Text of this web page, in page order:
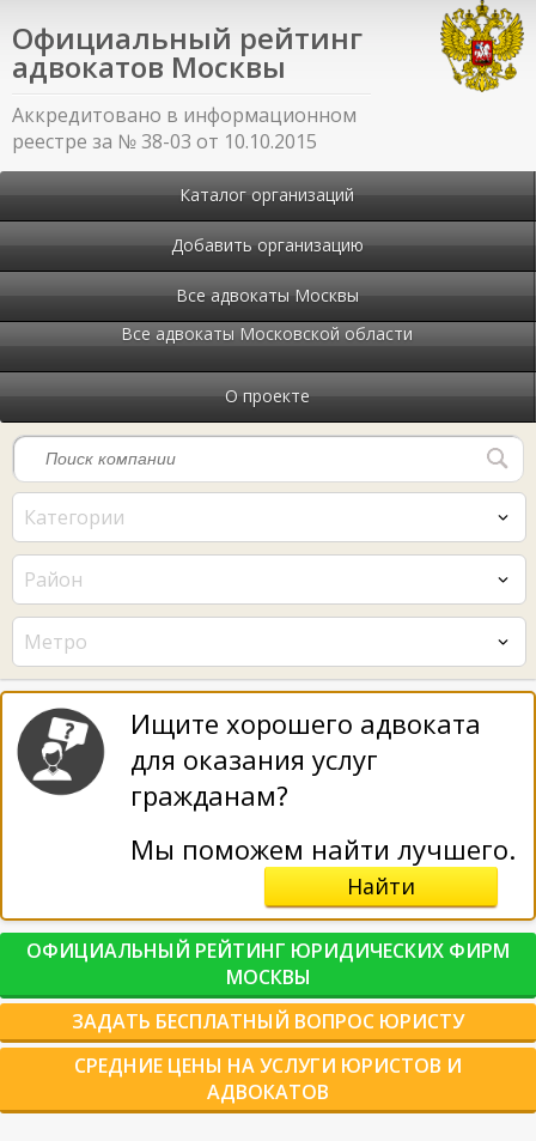
Официальный рейтинг
адвокатов Москвы
Аккредитовано в информационном
реестре за № 38-03 от 10.10.2015
Каталог организаций
Добавить организацию
Все адвокаты Москвы
Все адвокаты Московской области
О проекте
Категории
Район
Метро
Ищите хорошего адвоката
для оказания услуг
гражданам?
Мы поможем найти лучшего.
Найти
ОФИЦИАЛЬНЫЙ РЕЙТИНГ ЮРИДИЧЕСКИХ ФИРМ
МОСКВЫ
ЗАДАТЬ БЕСПЛАТНЫЙ ВОПРОС ЮРИСТУ
СРЕДНИЕ ЦЕНЫ НА УСЛУГИ ЮРИСТОВ И
АДВОКАТОВ